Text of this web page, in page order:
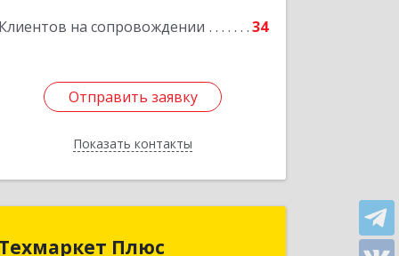
Клиентов на сопровождении 34
Отправить заявку
Показать контакты
Отправить заявку
Назад
Техмаркет Плюс